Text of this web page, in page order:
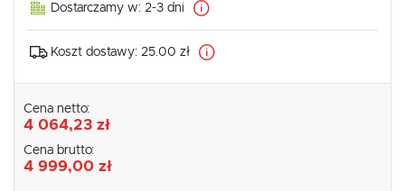
Dostarczamy w: 2-3 dni
Koszt dostawy: 25.00 zł
Cena netto:
4 064,23 zł
Cena brutto:
4 999,00 zł